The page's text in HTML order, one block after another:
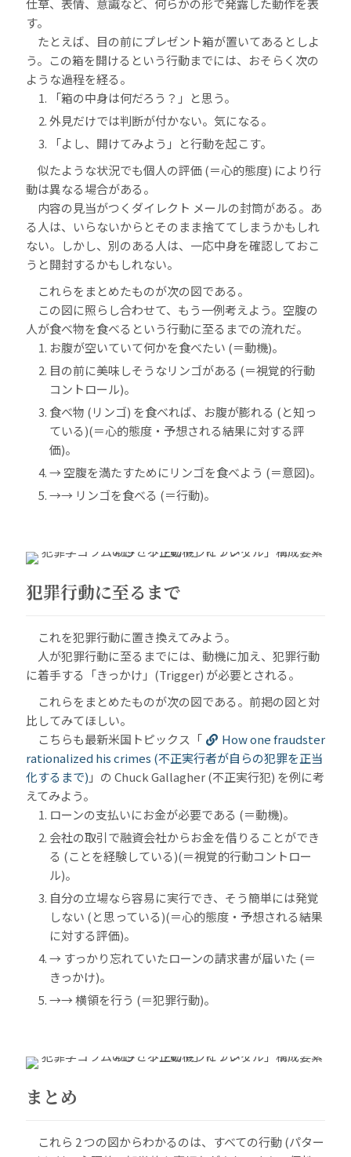
仕草、表情、意識など、何らかの形で発露した動作を表
す。
たとえば、目の前にプレゼント箱が置いてあるとしよ
う。この箱を開けるという行動までには、おそらく次の
ような過程を経る。
「箱の中身は何だろう？」と思う。
外見だけでは判断が付かない。気になる。
「よし、開けてみよう」と行動を起こす。
似たような状況でも個人の評価 (＝心的態度) により行
動は異なる場合がある。
内容の見当がつくダイレクト メールの封筒がある。あ
る人は、いらないからとそのまま捨ててしまうかもしれ
ない。しかし、別のある人は、一応中身を確認しておこ
うと開封するかもしれない。
これらをまとめたものが次の図である。
この図に照らし合わせて、もう一例考えよう。空腹の
人が食べ物を食べるという行動に至るまでの流れだ。
お腹が空いていて何かを食べたい (＝動機)。
目の前に美味しそうなリンゴがある (＝視覚的行動
コントロール)。
食べ物 (リンゴ) を食べれば、お腹が膨れる (と知っ
ている)(＝心的態度・予想される結果に対する評
価)。
→ 空腹を満たすためにリンゴを食べよう (＝意図)。
→→ リンゴを食べる (＝行動)。
犯罪行動に至るまで
これを犯罪行動に置き換えてみよう。
人が犯罪行動に至るまでには、動機に加え、犯罪行動
に着手する「きっかけ」(Trigger) が必要とされる。
これらをまとめたものが次の図である。前掲の図と対
比してみてほしい。
こちらも最新米国トピックス「
How one fraudster
rationalized his crimes (不正実行者が自らの犯罪を正当
化するまで) 」の Chuck Gallagher (不正実行犯) を例に考
えてみよう。
ローンの支払いにお金が必要である (＝動機)。
会社の取引で融資会社からお金を借りることができ
る (ことを経験している)(＝視覚的行動コントロー
ル)。
自分の立場なら容易に実行でき、そう簡単には発覚
しない (と思っている)(＝心的態度・予想される結果
に対する評価)。
→ すっかり忘れていたローンの請求書が届いた (＝
きっかけ)。
→→ 横領を行う (＝犯罪行動)。
まとめ
これら 2 つの図からわかるのは、すべての行動 (パター